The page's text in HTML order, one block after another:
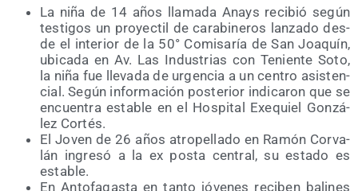
La niña de 14 años lla­ma­da Anays reci­bió según
tes­ti­gos un pro­yec­til de cara­bi­ne­ros lan­za­do des­
de el inte­rior de la 50° Comi­sa­ría de San Joa­quín,
ubi­ca­da en Av. Las Indus­trias con Tenien­te Soto,
la niña fue lle­va­da de urgen­cia a un cen­tro asis­ten­
cial. Según infor­ma­ción pos­te­rior indi­ca­ron que se
encuen­tra esta­ble en el Hos­pi­tal Exequiel Gon­zá­
lez Cortés.
El Joven de 26 años atro­pe­lla­do en Ramón Cor­va­
lán ingre­só a la ex pos­ta cen­tral, su esta­do es
estable.
En Anto­fa­gas­ta en tan­to jóve­nes reci­ben bali­nes